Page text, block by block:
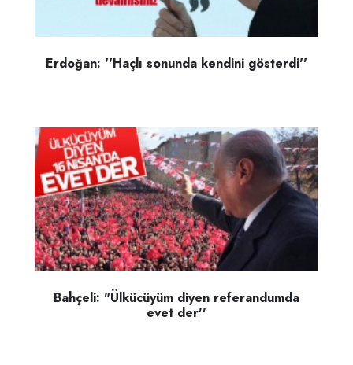
Erdoğan: ''Haçlı sonunda kendini gösterdi''
Bahçeli: "Ülkücüyüm diyen referandumda
evet der''